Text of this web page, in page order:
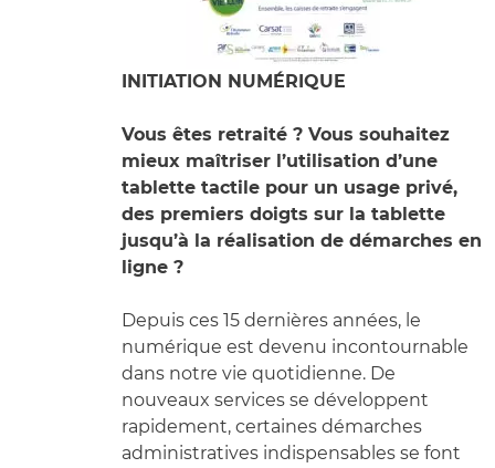
INITIATION NUMÉRIQUE
Vous êtes retraité ? Vous souhaitez
mieux maîtriser l’utilisation d’une
tablette tactile pour un usage privé,
des premiers doigts sur la tablette
jusqu’à la réalisation de démarches en
ligne ?
Depuis ces 15 dernières années, le
numérique est devenu incontournable
dans notre vie quotidienne. De
nouveaux services se développent
rapidement, certaines démarches
administratives indispensables se font